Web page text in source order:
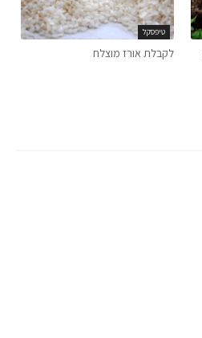
טיפסקל
לקבלת אורז מוצלח